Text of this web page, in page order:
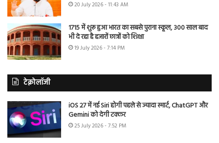
20 July 2026 - 11:43 AM
1715 में शुरू हुआ भारत का सबसे पुराना स्कूल, 300 साल बाद
भी दे रहा है हजारों छात्रों को शिक्षा
19 July 2026 - 7:14 PM
टेक्नोलॉजी
iOS 27 में नई Siri होगी पहले से ज्यादा स्मार्ट, ChatGPT और
Gemini को देगी टक्कर
25 July 2026 - 7:52 PM